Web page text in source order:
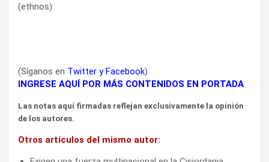
(ethnos)
(Síganos en Twitter yFacebook)
INGRESE AQUÍ POR MÁS CONTENIDOS EN PORTADA
Las notas aquí firmadas reflejan exclusivamente la opinión
de los autores.
Otros artículos del mismo autor: